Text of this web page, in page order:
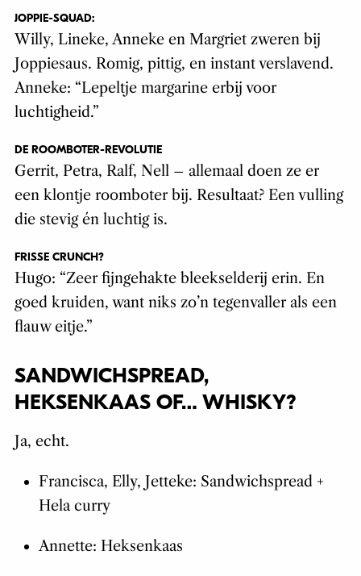
JOPPIE-SQUAD:
Willy, Lineke, Anneke en Margriet zweren bij
Joppiesaus. Romig, pittig, en instant verslavend.
Anneke: “Lepeltje margarine erbij voor
luchtigheid.”
DE ROOMBOTER-REVOLUTIE
Gerrit, Petra, Ralf, Nell – allemaal doen ze er
een klontje roomboter bij. Resultaat? Een vulling
die stevig én luchtig is.
FRISSE CRUNCH?
Hugo: “Zeer fijngehakte bleekselderij erin. En
goed kruiden, want niks zo’n tegenvaller als een
flauw eitje.”
SANDWICHSPREAD,
HEKSENKAAS OF… WHISKY?
Ja, echt.
Francisca, Elly, Jetteke: Sandwichspread +
Hela curry
Annette: Heksenkaas